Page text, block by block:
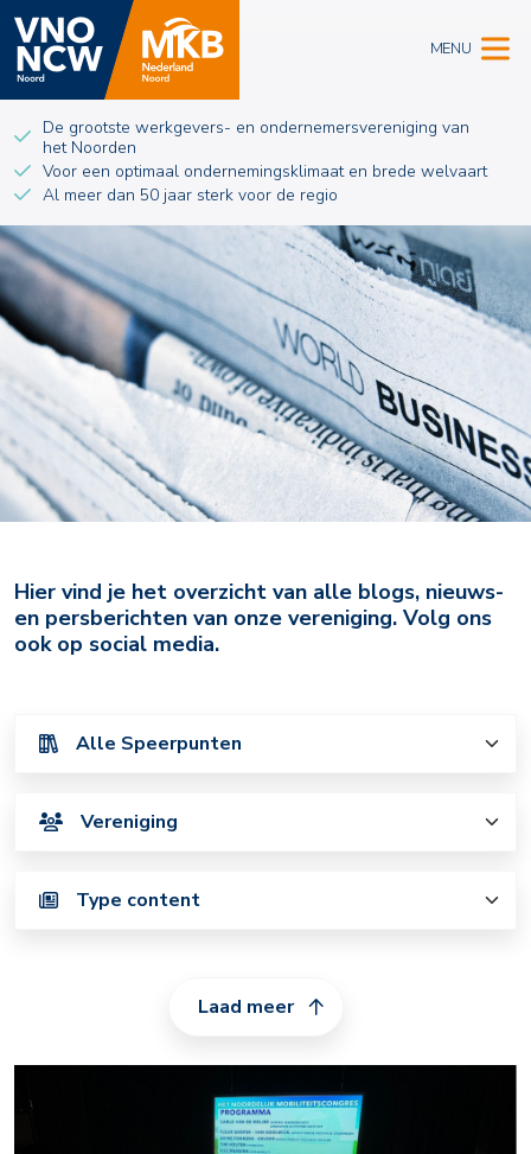
MENU
De grootste werkgevers- en ondernemersvereniging van
het Noorden
Voor een optimaal ondernemingsklimaat en brede welvaart
Al meer dan 50 jaar sterk voor de regio
Archief
Hier vind je het overzicht van alle blogs, nieuws-
en persberichten van onze vereniging. Volg ons
ook op social media.
Laad meer